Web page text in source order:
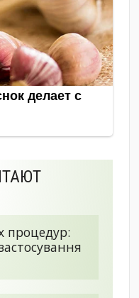
процедур: